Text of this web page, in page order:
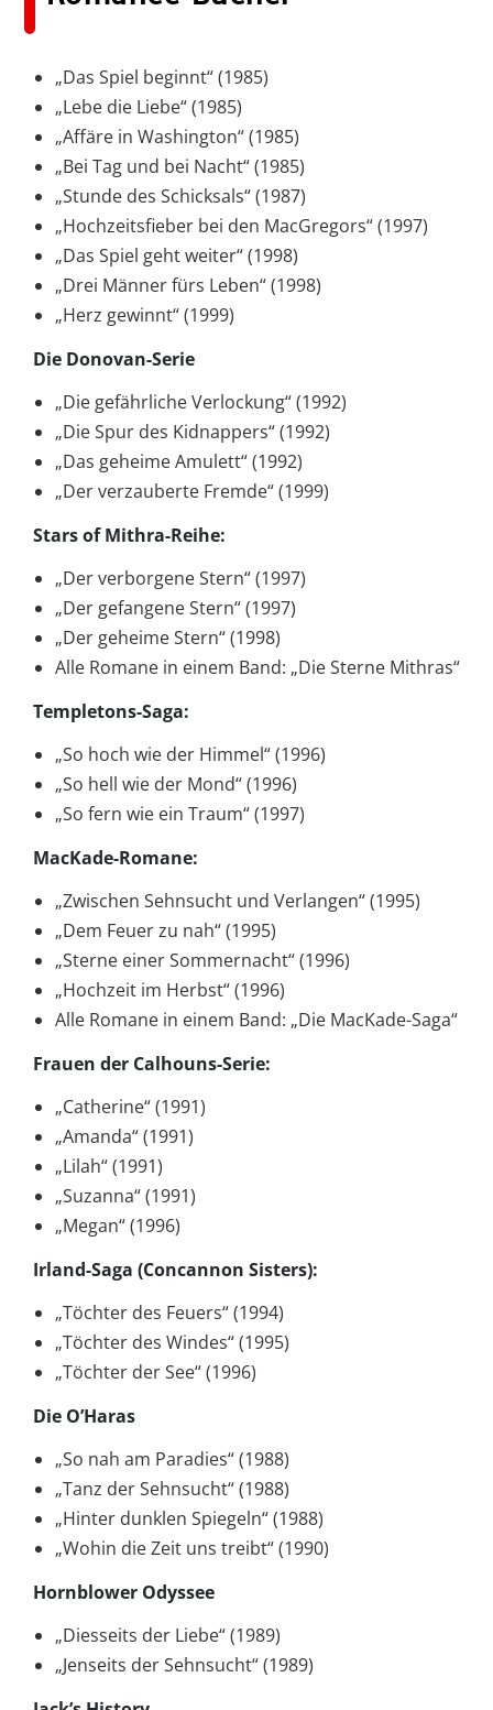
„Das Spiel beginnt“ (1985)
„Lebe die Liebe“ (1985)
„Affäre in Washington“ (1985)
„Bei Tag und bei Nacht“ (1985)
„Stunde des Schicksals“ (1987)
„Hochzeitsfieber bei den MacGregors“ (1997)
„Das Spiel geht weiter“ (1998)
„Drei Männer fürs Leben“ (1998)
„Herz gewinnt“ (1999)
Die Donovan-Serie
„Die gefährliche Verlockung“ (1992)
„Die Spur des Kidnappers“ (1992)
„Das geheime Amulett“ (1992)
„Der verzauberte Fremde“ (1999)
Stars of Mithra-Reihe:
„Der verborgene Stern“ (1997)
„Der gefangene Stern“ (1997)
„Der geheime Stern“ (1998)
Alle Romane in einem Band: „Die Sterne Mithras“
Templetons-Saga:
„So hoch wie der Himmel“ (1996)
„So hell wie der Mond“ (1996)
„So fern wie ein Traum“ (1997)
MacKade-Romane:
„Zwischen Sehnsucht und Verlangen“ (1995)
„Dem Feuer zu nah“ (1995)
„Sterne einer Sommernacht“ (1996)
„Hochzeit im Herbst“ (1996)
Alle Romane in einem Band: „Die MacKade-Saga“
Frauen der Calhouns-Serie:
„Catherine“ (1991)
„Amanda“ (1991)
„Lilah“ (1991)
„Suzanna“ (1991)
„Megan“ (1996)
Irland-Saga (Concannon Sisters):
„Töchter des Feuers“ (1994)
„Töchter des Windes“ (1995)
„Töchter der See“ (1996)
Die O’Haras
„So nah am Paradies“ (1988)
„Tanz der Sehnsucht“ (1988)
„Hinter dunklen Spiegeln“ (1988)
„Wohin die Zeit uns treibt“ (1990)
Hornblower Odyssee
„Diesseits der Liebe“ (1989)
„Jenseits der Sehnsucht“ (1989)